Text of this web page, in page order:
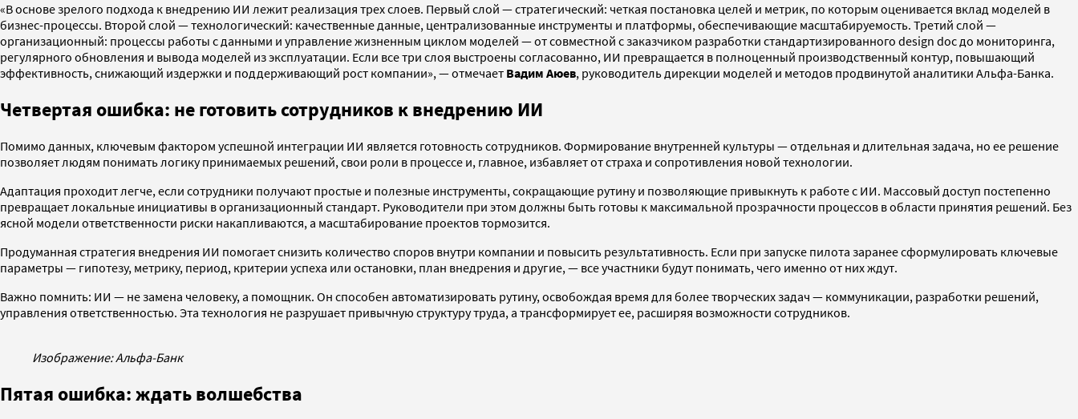
«В основе зрелого подхода к внедрению ИИ лежит реализация трех слоев. Первый слой — стратегический: четкая постановка целей и метрик, по которым оценивается вклад моделей в
бизнес-процессы. Второй слой — технологический: качественные данные, централизованные инструменты и платформы, обеспечивающие масштабируемость. Третий слой —
организационный: процессы работы с данными и управление жизненным циклом моделей — от совместной с заказчиком разработки стандартизированного design doc до мониторинга,
регулярного обновления и вывода моделей из эксплуатации. Если все три слоя выстроены согласованно, ИИ превращается в полноценный производственный контур, повышающий
эффективность, снижающий издержки и поддерживающий рост компании», — отмечает Вадим Аюев, руководитель дирекции моделей и методов продвинутой аналитики Альфа-Банка.
Четвертая ошибка: не готовить сотрудников к внедрению ИИ
Помимо данных, ключевым фактором успешной интеграции ИИ является готовность сотрудников. Формирование внутренней культуры — отдельная и длительная задача, но ее решение
позволяет людям понимать логику принимаемых решений, свои роли в процессе и, главное, избавляет от страха и сопротивления новой технологии.
Адаптация проходит легче, если сотрудники получают простые и полезные инструменты, сокращающие рутину и позволяющие привыкнуть к работе с ИИ. Массовый доступ постепенно
превращает локальные инициативы в организационный стандарт. Руководители при этом должны быть готовы к максимальной прозрачности процессов в области принятия решений. Без
ясной модели ответственности риски накапливаются, а масштабирование проектов тормозится.
Продуманная стратегия внедрения ИИ помогает снизить количество споров внутри компании и повысить результативность. Если при запуске пилота заранее сформулировать ключевые
параметры — гипотезу, метрику, период, критерии успеха или остановки, план внедрения и другие, — все участники будут понимать, чего именно от них ждут.
Важно помнить: ИИ — не замена человеку, а помощник. Он способен автоматизировать рутину, освобождая время для более творческих задач — коммуникации, разработки решений,
управления ответственностью. Эта технология не разрушает привычную структуру труда, а трансформирует ее, расширяя возможности сотрудников.
Изображение: Альфа-Банк
Пятая ошибка: ждать волшебства